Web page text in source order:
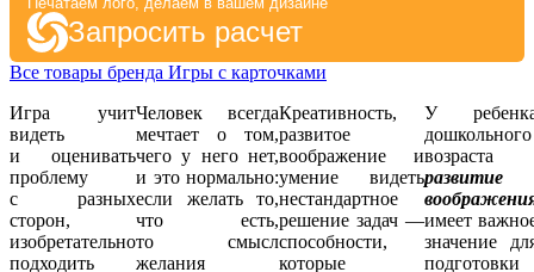
Запросить расчет
Все товары бренда Игры с карточками
Игра учит
видеть
и оценивать
проблему
с разных
сторон,
изобретательно
подходить
Человек всегда
мечтает о том,
чего у него нет,
и это нормально:
если желать то,
что есть,
то смысл
желания
Креативность,
развитое
воображение и
умение видеть
нестандартное
решение задач —
способности,
которые
У
дошкольного
возраста
развитие
имеет
значение
подготовки